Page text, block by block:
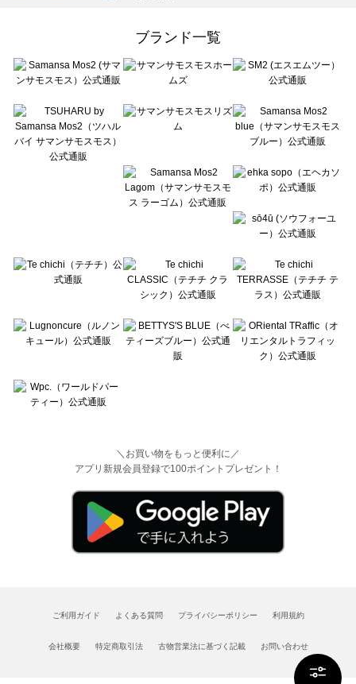
sō4ū（ソウフォーユー）のその他雑貨一覧
Te chichi（テチチ）のその他雑貨一覧
Te chichi CLASSIC（テチチ クラシック）のその他雑貨一覧
Lugnoncure（ルノンキュール）のその他雑貨一覧
BETTY'S BLUE（べティーズブルー）のその他雑貨一覧
Wpc.（ワールドパーティー）のその他雑貨一覧
ブランド一覧
＼お買い物をもっと便利に／
アプリ新規会員登録で100ポイントプレゼント！
ご利用ガイド よくある質問 プライバシーポリシー 利用規約
会社概要 特定商取引法 古物営業法に基づく記載 お問い合わせ